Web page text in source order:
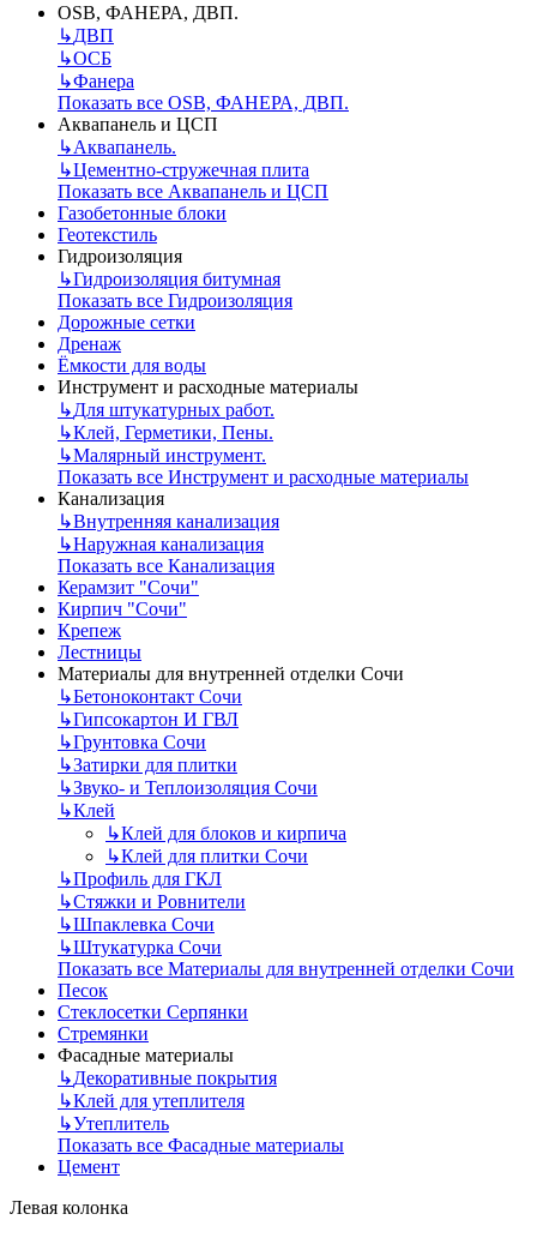
OSB, ФАНЕРА, ДВП.
↳ДВП
↳ОСБ
↳Фанера
Показать все OSB, ФАНЕРА, ДВП.
Аквапанель и ЦСП
↳Аквапанель.
↳Цементно-стружечная плита
Показать все Аквапанель и ЦСП
Газобетонные блоки
Геотекстиль
Гидроизоляция
↳Гидроизоляция битумная
Показать все Гидроизоляция
Дорожные сетки
Дренаж
Ёмкости для воды
Инструмент и расходные материалы
↳Для штукатурных работ.
↳Клей, Герметики, Пены.
↳Малярный инструмент.
Показать все Инструмент и расходные материалы
Канализация
↳Внутренняя канализация
↳Наружная канализация
Показать все Канализация
Керамзит "Сочи"
Кирпич "Сочи"
Крепеж
Лестницы
Материалы для внутренней отделки Сочи
↳Бетоноконтакт Сочи
↳Гипсокартон И ГВЛ
↳Грунтовка Сочи
↳Затирки для плитки
↳Звуко- и Теплоизоляция Сочи
↳Клей
↳Клей для блоков и кирпича
↳Клей для плитки Сочи
↳Профиль для ГКЛ
↳Стяжки и Ровнители
↳Шпаклевка Сочи
↳Штукатурка Сочи
Показать все Материалы для внутренней отделки Сочи
Песок
Стеклосетки Серпянки
Стремянки
Фасадные материалы
↳Декоративные покрытия
↳Клей для утеплителя
↳Утеплитель
Показать все Фасадные материалы
Цемент
Левая колонка